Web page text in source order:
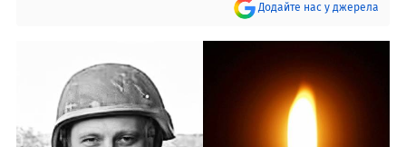
Додайте нас у джерела